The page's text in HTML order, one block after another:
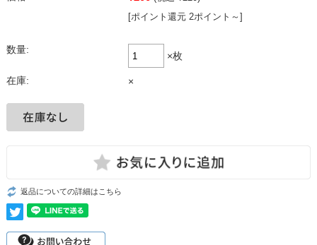
[ポイント還元 2ポイント～]
数量:
×枚
在庫: ×
返品についての詳細はこちら